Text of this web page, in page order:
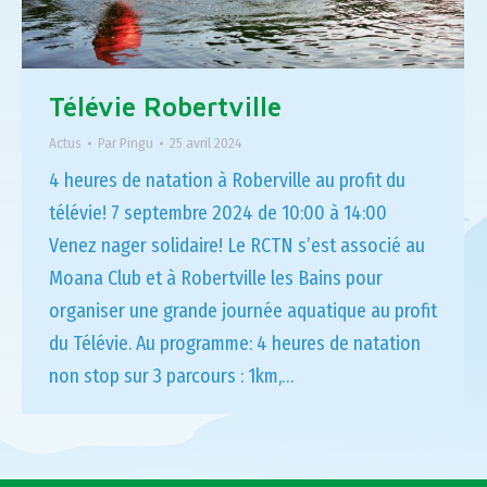
Télévie Robertville
Actus Par Pingu 25 avril 2024
4 heures de natation à Roberville au profit du
télévie! 7 septembre 2024 de 10:00 à 14:00
Venez nager solidaire! Le RCTN s’est associé au
Moana Club et à Robertville les Bains pour
organiser une grande journée aquatique au profit
du Télévie. Au programme: 4 heures de natation
non stop sur 3 parcours : 1km,…